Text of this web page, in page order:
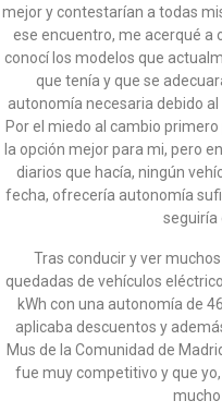
mejor y contestarían a todas
ese encuentro, me acerqué a
conocí los modelos que
que tenía y que se
autonomía necesaria debido
Por el miedo al cambio
la opción mejor para mi, pero
diarios que hacía, ningún
fecha, ofrecería autonomía
seguiría
Tras conducir y ver
quedadas de vehículos
kWh con una autonomía de
aplicaba descuentos y
Mus de la Comunidad de
fue muy competitivo y que